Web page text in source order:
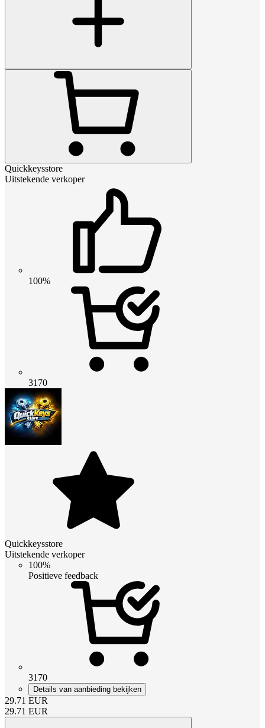
Quickkeysstore
Uitstekende verkoper
100%
3170
Quickkeysstore
Uitstekende verkoper
100%
Positieve feedback
3170
Details van aanbieding bekijken
29.71 EUR
29.71 EUR